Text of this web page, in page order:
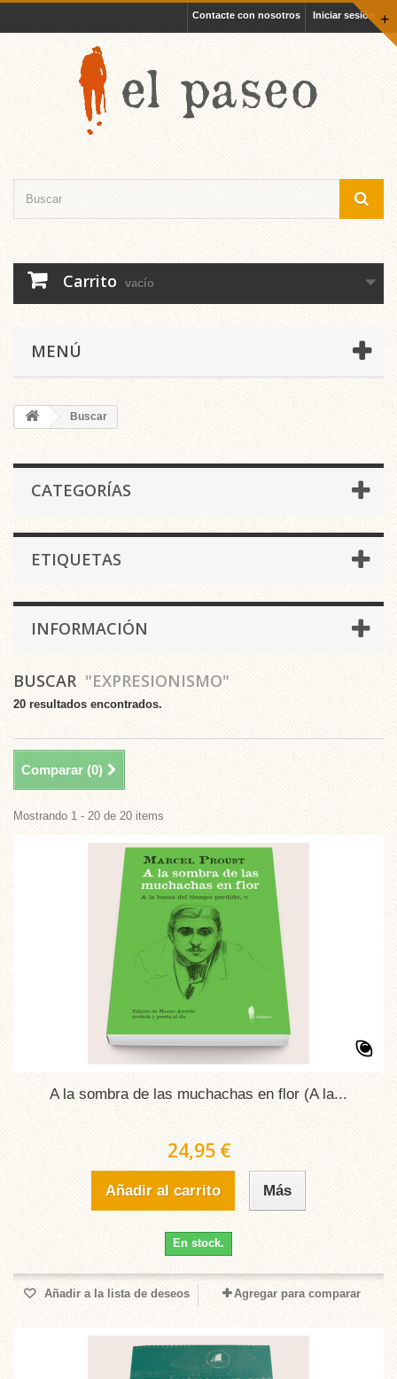
+
Iniciar sesión
Contacte con nosotros
Carrito vacío
MENÚ
Buscar
CATEGORÍAS
ETIQUETAS
INFORMACIÓN
BUSCAR "EXPRESIONISMO"
20 resultados encontrados.
Comparar (0)
Mostrando 1 - 20 de 20 items
A la sombra de las muchachas en flor (A la...
24,95 €
Añadir al carrito Más
En stock.
Añadir a la lista de deseos Agregar para comparar